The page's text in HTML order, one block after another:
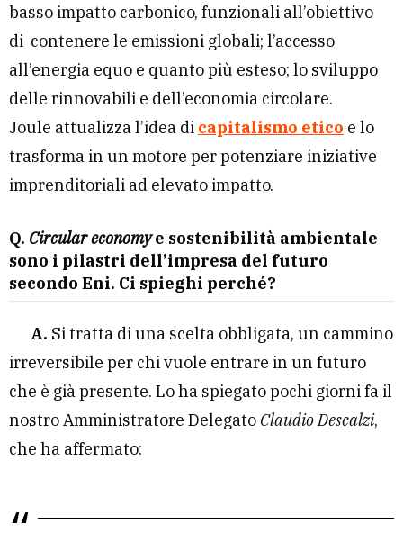
basso impatto carbonico, funzionali all’obiettivo
di contenere le emissioni globali; l’accesso
all’energia equo e quanto più esteso; lo sviluppo
delle rinnovabili e dell’economia circolare.
Joule attualizza l’idea di capitalismo etico e lo
trasforma in un motore per potenziare iniziative
imprenditoriali ad elevato impatto.
Q. Circular economye sostenibilità ambientale
sono i pilastri dell’impresa del futuro
secondo Eni. Ci spieghi perché?
A. Si tratta di una scelta obbligata, un cammino
irreversibile per chi vuole entrare in un futuro
che è già presente. Lo ha spiegato pochi giorni fa il
nostro Amministratore Delegato Claudio Descalzi,
che ha affermato: